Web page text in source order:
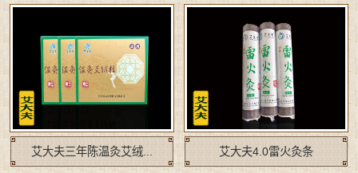
艾大夫三年陈温灸艾绒... 艾大夫4.0雷火灸条